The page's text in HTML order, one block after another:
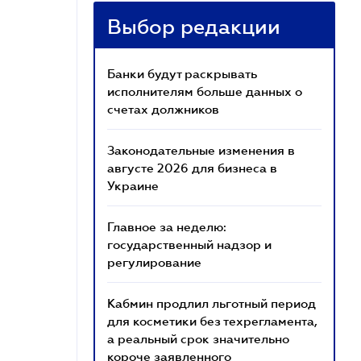
Выбор редакции
Банки будут раскрывать
исполнителям больше данных о
счетах должников
Законодательные изменения в
августе 2026 для бизнеса в
Украине
Главное за неделю:
государственный надзор и
регулирование
Кабмин продлил льготный период
для косметики без техрегламента,
а реальный срок значительно
короче заявленного